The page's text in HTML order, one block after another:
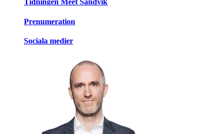
Tidningen Meet Sandvik
Prenumeration
Sociala medier